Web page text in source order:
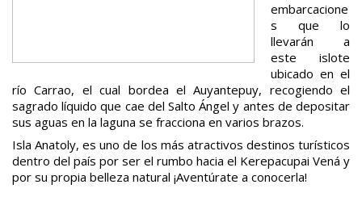
embarcacione
s que lo
llevarán a
este islote
ubicado en el
río Carrao, el cual bordea el Auyantepuy, recogiendo el
sagrado líquido que cae del Salto Ángel y antes de depositar
sus aguas en la laguna se fracciona en varios brazos.
Isla Anatoly, es uno de los más atractivos destinos turísticos
dentro del país por ser el rumbo hacia el Kerepacupai Vená y
por su propia belleza natural ¡Aventúrate a conocerla!